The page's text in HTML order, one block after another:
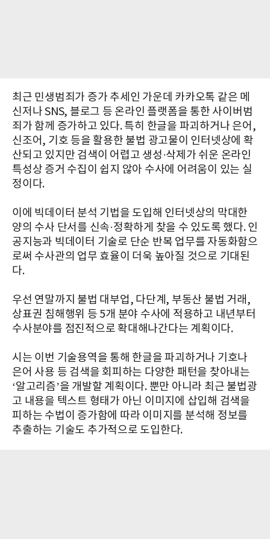
최근 민생범죄가 증가 추세인 가운데 카카오톡 같은 메
신저나 SNS, 블로그 등 온라인 플랫폼을 통한 사이버범
죄가 함께 증가하고 있다. 특히 한글을 파괴하거나 은어,
신조어, 기호 등을 활용한 불법 광고물이 인터넷상에 확
산되고 있지만 검색이 어렵고 생성·삭제가 쉬운 온라인
특성상 증거 수집이 쉽지 않아 수사에 어려움이 있는 실
정이다.
이에 빅데이터 분석 기법을 도입해 인터넷상의 막대한
양의 수사 단서를 신속·정확하게 찾을 수 있도록 했다. 인
공지능과 빅데이터 기술로 단순 반복 업무를 자동화함으
로써 수사관의 업무 효율이 더욱 높아질 것으로 기대된
다.
우선 연말까지 불법 대부업, 다단계, 부동산 불법 거래,
상표권 침해행위 등 5개 분야 수사에 적용하고 내년부터
수사분야를 점진적으로 확대해나간다는 계획이다.
시는 이번 기술용역을 통해 한글을 파괴하거나 기호나
은어 사용 등 검색을 회피하는 다양한 패턴을 찾아내는
‘알고리즘’을 개발할 계획이다. 뿐만 아니라 최근 불법광
고 내용을 텍스트 형태가 아닌 이미지에 삽입해 검색을
피하는 수법이 증가함에 따라 이미지를 분석해 정보를
추출하는 기술도 추가적으로 도입한다.